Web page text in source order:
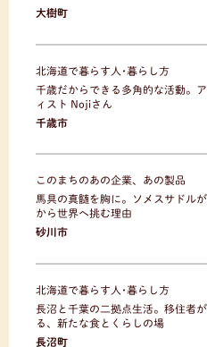
大樹町
北海道で暮らす人･暮らし方
千歳だからできる多角的な活動。
ィスト Nojiさん
千歳市
このまちのあの企業、あの製品
馬具の真髄を胸に。ソメスサドル
から世界へ挑む理由
砂川市
北海道で暮らす人･暮らし方
長沼と千葉の二拠点生活。移住者が
る、新たな食とくらしの場
長沼町